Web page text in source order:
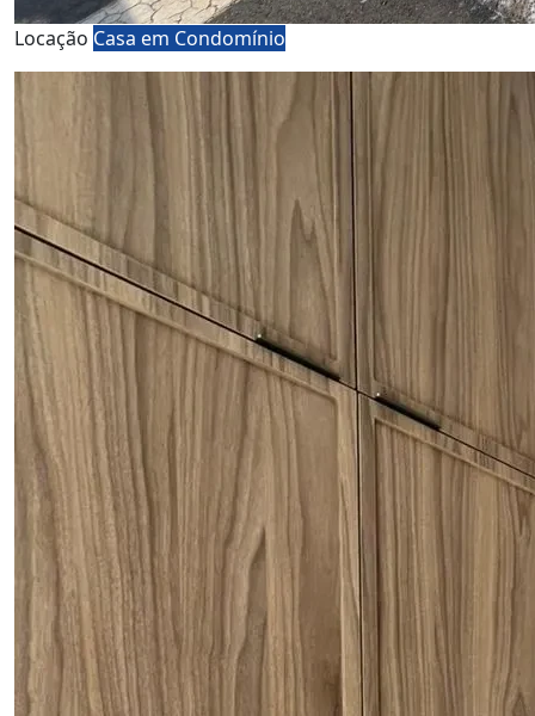
Locação Casa em Condomínio